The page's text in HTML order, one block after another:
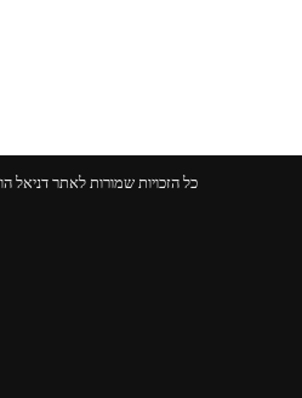
כל הזכויות שמורות לאתר דניאל